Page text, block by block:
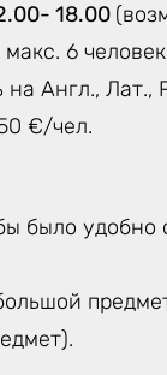
18.00
6 человек
на Англ.,
€/чел.
было удобно